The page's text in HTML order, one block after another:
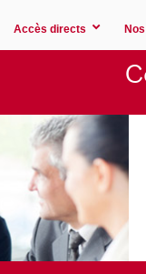
Accès directs